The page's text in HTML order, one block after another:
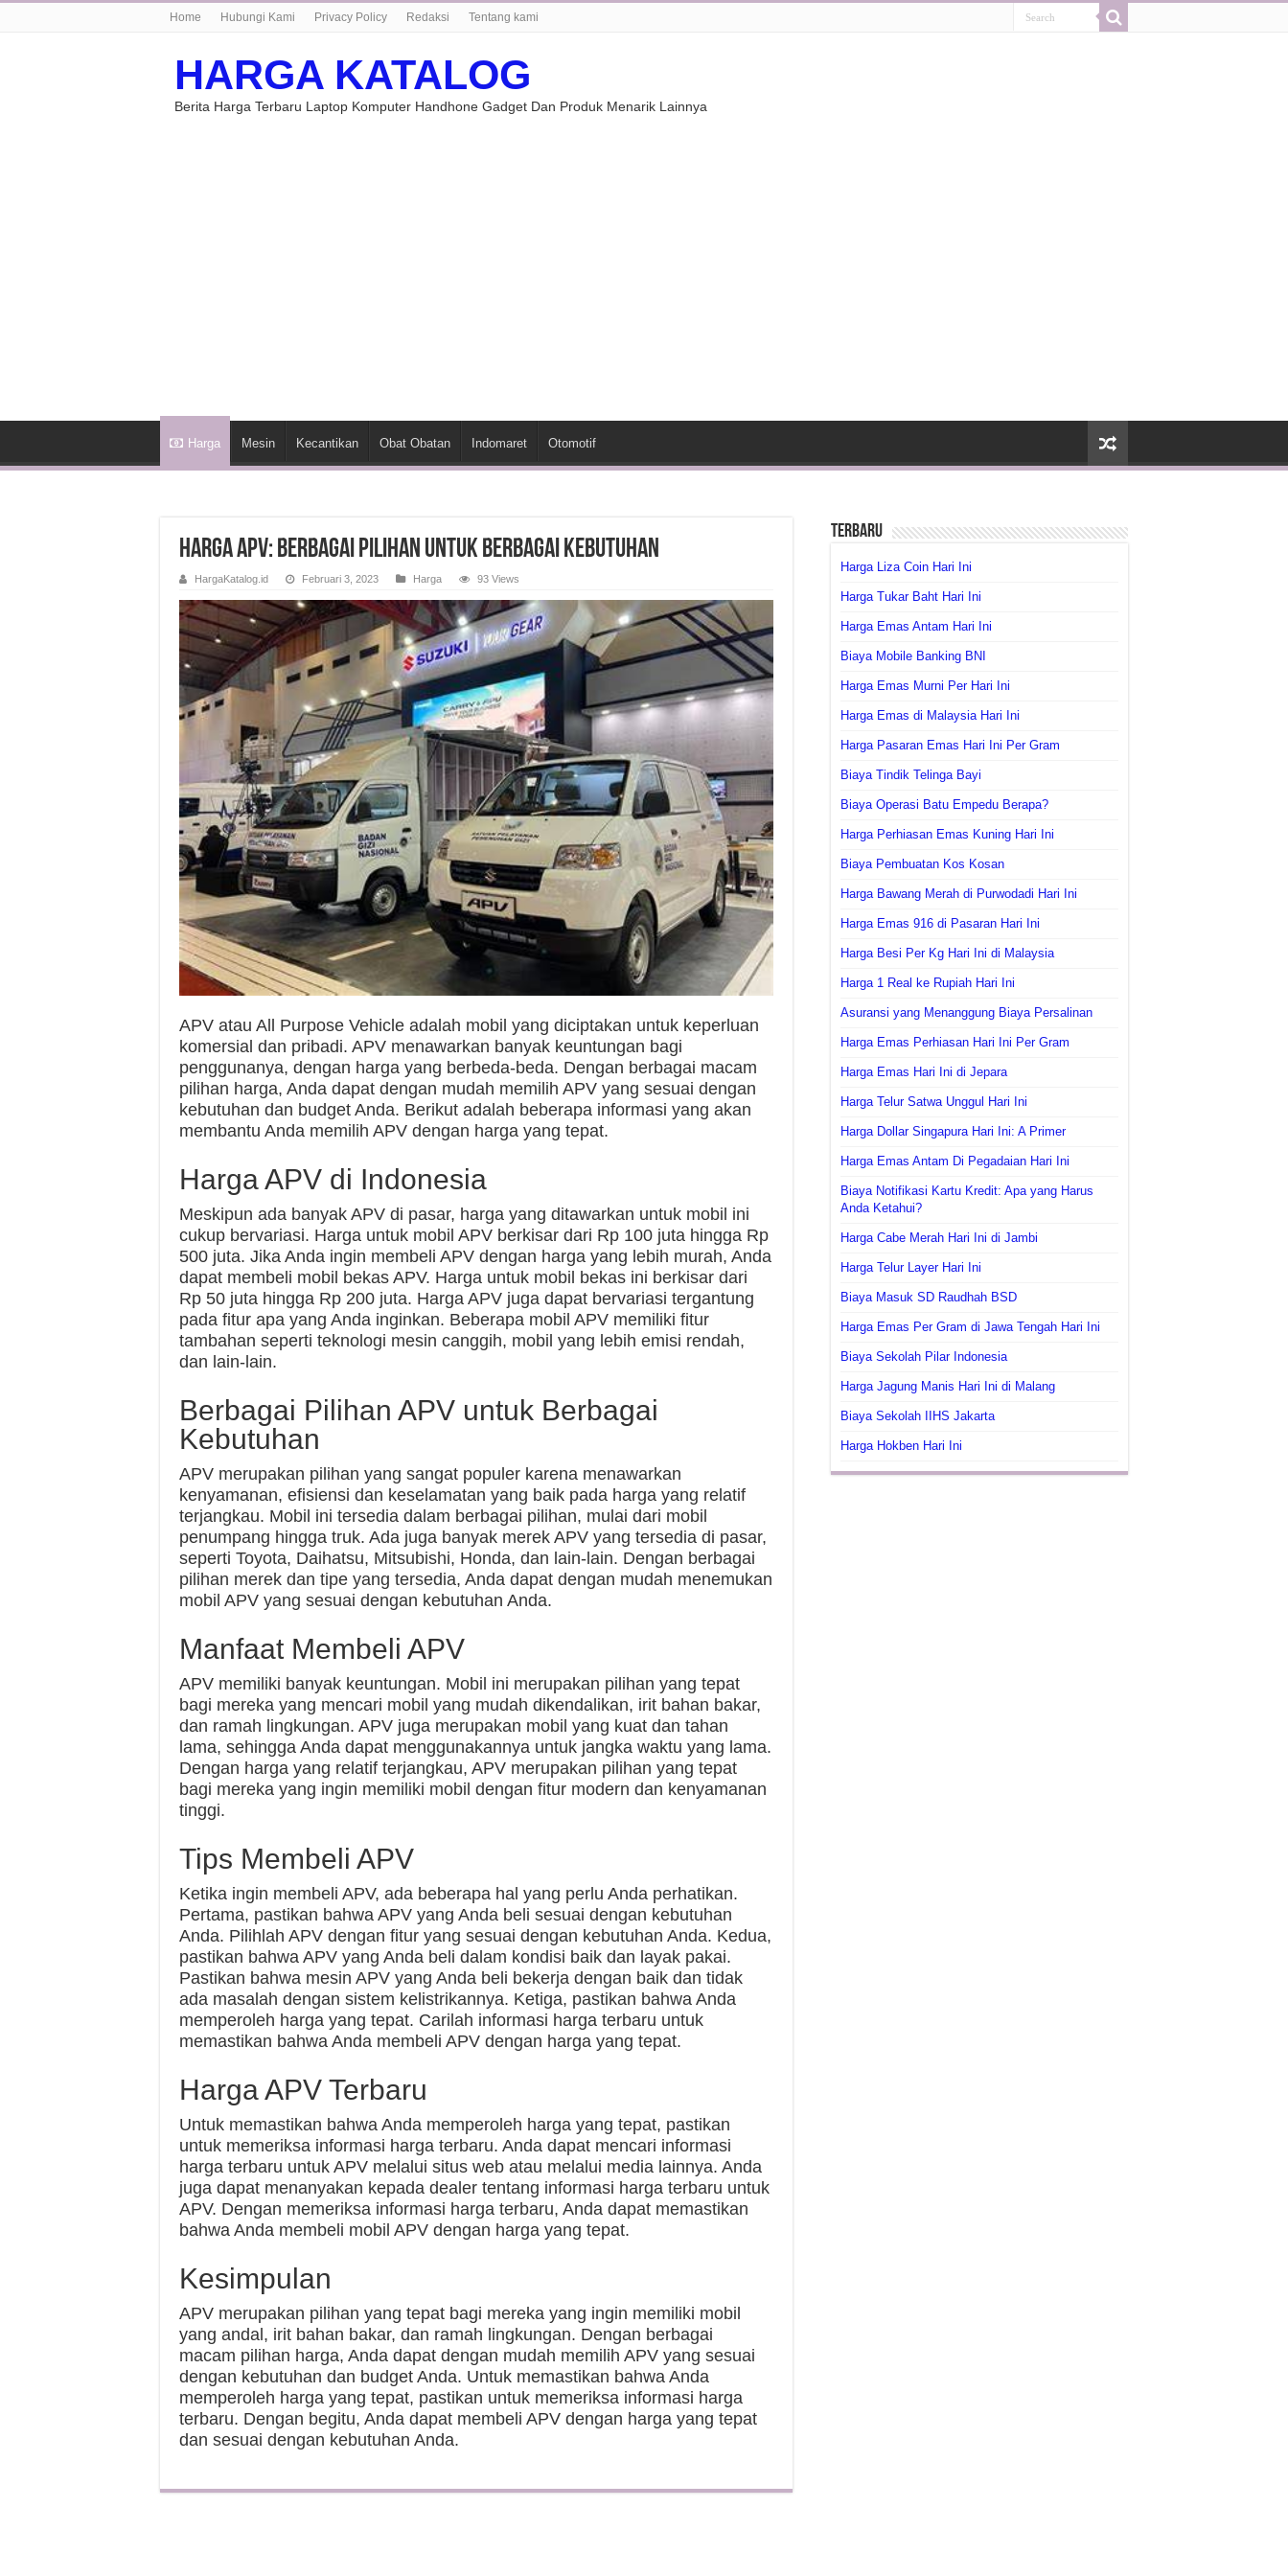
Home Hubungi Kami Privacy Policy Redaksi Tentang kami
HARGA KATALOG
Berita Harga Terbaru Laptop Komputer Handhone Gadget Dan Produk Menarik Lainnya
Harga Mesin Kecantikan Obat Obatan Indomaret Otomotif
Harga APV: Berbagai Pilihan untuk Berbagai Kebutuhan
HargaKatalog.id Februari 3, 2023 Harga 93 Views
APV atau All Purpose Vehicle adalah mobil yang diciptakan untuk keperluan
komersial dan pribadi. APV menawarkan banyak keuntungan bagi
penggunanya, dengan harga yang berbeda-beda. Dengan berbagai macam
pilihan harga, Anda dapat dengan mudah memilih APV yang sesuai dengan
kebutuhan dan budget Anda. Berikut adalah beberapa informasi yang akan
membantu Anda memilih APV dengan harga yang tepat.
Harga APV di Indonesia
Meskipun ada banyak APV di pasar, harga yang ditawarkan untuk mobil ini
cukup bervariasi. Harga untuk mobil APV berkisar dari Rp 100 juta hingga Rp
500 juta. Jika Anda ingin membeli APV dengan harga yang lebih murah, Anda
dapat membeli mobil bekas APV. Harga untuk mobil bekas ini berkisar dari
Rp 50 juta hingga Rp 200 juta. Harga APV juga dapat bervariasi tergantung
pada fitur apa yang Anda inginkan. Beberapa mobil APV memiliki fitur
tambahan seperti teknologi mesin canggih, mobil yang lebih emisi rendah,
dan lain-lain.
Berbagai Pilihan APV untuk Berbagai
Kebutuhan
APV merupakan pilihan yang sangat populer karena menawarkan
kenyamanan, efisiensi dan keselamatan yang baik pada harga yang relatif
terjangkau. Mobil ini tersedia dalam berbagai pilihan, mulai dari mobil
penumpang hingga truk. Ada juga banyak merek APV yang tersedia di pasar,
seperti Toyota, Daihatsu, Mitsubishi, Honda, dan lain-lain. Dengan berbagai
pilihan merek dan tipe yang tersedia, Anda dapat dengan mudah menemukan
mobil APV yang sesuai dengan kebutuhan Anda.
Manfaat Membeli APV
APV memiliki banyak keuntungan. Mobil ini merupakan pilihan yang tepat
bagi mereka yang mencari mobil yang mudah dikendalikan, irit bahan bakar,
dan ramah lingkungan. APV juga merupakan mobil yang kuat dan tahan
lama, sehingga Anda dapat menggunakannya untuk jangka waktu yang lama.
Dengan harga yang relatif terjangkau, APV merupakan pilihan yang tepat
bagi mereka yang ingin memiliki mobil dengan fitur modern dan kenyamanan
tinggi.
Tips Membeli APV
Ketika ingin membeli APV, ada beberapa hal yang perlu Anda perhatikan.
Pertama, pastikan bahwa APV yang Anda beli sesuai dengan kebutuhan
Anda. Pilihlah APV dengan fitur yang sesuai dengan kebutuhan Anda. Kedua,
pastikan bahwa APV yang Anda beli dalam kondisi baik dan layak pakai.
Pastikan bahwa mesin APV yang Anda beli bekerja dengan baik dan tidak
ada masalah dengan sistem kelistrikannya. Ketiga, pastikan bahwa Anda
memperoleh harga yang tepat. Carilah informasi harga terbaru untuk
memastikan bahwa Anda membeli APV dengan harga yang tepat.
Harga APV Terbaru
Untuk memastikan bahwa Anda memperoleh harga yang tepat, pastikan
untuk memeriksa informasi harga terbaru. Anda dapat mencari informasi
harga terbaru untuk APV melalui situs web atau melalui media lainnya. Anda
juga dapat menanyakan kepada dealer tentang informasi harga terbaru untuk
APV. Dengan memeriksa informasi harga terbaru, Anda dapat memastikan
bahwa Anda membeli mobil APV dengan harga yang tepat.
Kesimpulan
APV merupakan pilihan yang tepat bagi mereka yang ingin memiliki mobil
yang andal, irit bahan bakar, dan ramah lingkungan. Dengan berbagai
macam pilihan harga, Anda dapat dengan mudah memilih APV yang sesuai
dengan kebutuhan dan budget Anda. Untuk memastikan bahwa Anda
memperoleh harga yang tepat, pastikan untuk memeriksa informasi harga
terbaru. Dengan begitu, Anda dapat membeli APV dengan harga yang tepat
dan sesuai dengan kebutuhan Anda.
Terbaru
Harga Liza Coin Hari Ini
Harga Tukar Baht Hari Ini
Harga Emas Antam Hari Ini
Biaya Mobile Banking BNI
Harga Emas Murni Per Hari Ini
Harga Emas di Malaysia Hari Ini
Harga Pasaran Emas Hari Ini Per Gram
Biaya Tindik Telinga Bayi
Biaya Operasi Batu Empedu Berapa?
Harga Perhiasan Emas Kuning Hari Ini
Biaya Pembuatan Kos Kosan
Harga Bawang Merah di Purwodadi Hari Ini
Harga Emas 916 di Pasaran Hari Ini
Harga Besi Per Kg Hari Ini di Malaysia
Harga 1 Real ke Rupiah Hari Ini
Asuransi yang Menanggung Biaya Persalinan
Harga Emas Perhiasan Hari Ini Per Gram
Harga Emas Hari Ini di Jepara
Harga Telur Satwa Unggul Hari Ini
Harga Dollar Singapura Hari Ini: A Primer
Harga Emas Antam Di Pegadaian Hari Ini
Biaya Notifikasi Kartu Kredit: Apa yang Harus
Anda Ketahui?
Harga Cabe Merah Hari Ini di Jambi
Harga Telur Layer Hari Ini
Biaya Masuk SD Raudhah BSD
Harga Emas Per Gram di Jawa Tengah Hari Ini
Biaya Sekolah Pilar Indonesia
Harga Jagung Manis Hari Ini di Malang
Biaya Sekolah IIHS Jakarta
Harga Hokben Hari Ini